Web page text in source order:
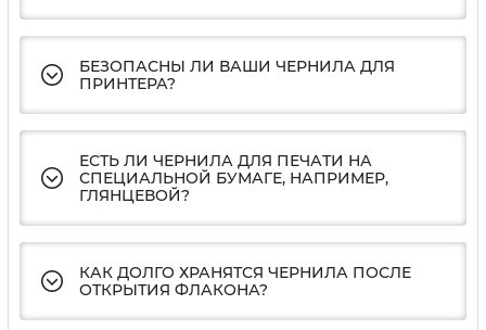
БЕЗОПАСНЫ ЛИ ВАШИ ЧЕРНИЛА ДЛЯ
ПРИНТЕРА?
ЕСТЬ ЛИ ЧЕРНИЛА ДЛЯ ПЕЧАТИ НА
СПЕЦИАЛЬНОЙ БУМАГЕ, НАПРИМЕР,
ГЛЯНЦЕВОЙ?
КАК ДОЛГО ХРАНЯТСЯ ЧЕРНИЛА ПОСЛЕ
ОТКРЫТИЯ ФЛАКОНА?